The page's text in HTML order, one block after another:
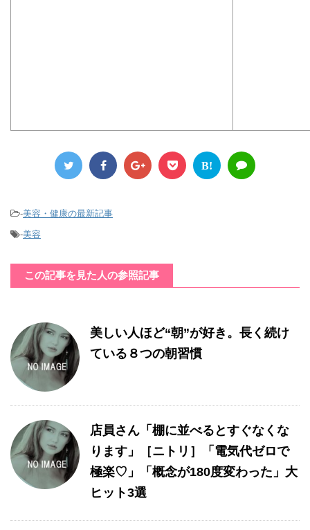
B!
-美容・健康の最新記事
-美容
この記事を見た人の参照記事
美しい人ほど“朝”が好き。長く続け
ている８つの朝習慣
店員さん「棚に並べるとすぐなくな
ります」［ニトリ］「電気代ゼロで
極楽♡」「概念が180度変わった」大
ヒット3選